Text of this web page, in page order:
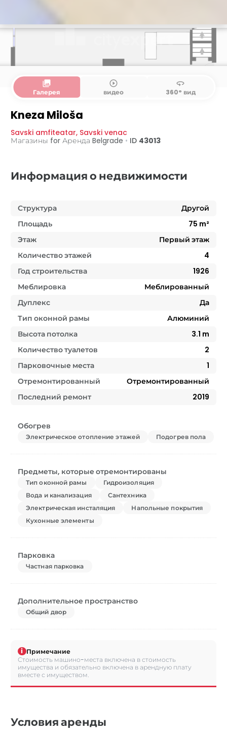
Подвал
collections
Галерея
play_circle_outline
видео
360
360° вид
Kneza Miloša
Savski amfiteatar, Savski venac
Магазины for Аренда Belgrade • ID 43013
Информация о недвижимости
Структура
Другой
Площадь
75 m²
Этаж
Первый этаж
Количество этажей
4
Год строительства
1926
Меблировка
Меблированный
Дуплекс
Да
Тип оконной рамы
Алюминий
Высота потолка
3.1 m
Количество туалетов
2
Парковочные места
1
Отремонтированный
Отремонтированный
Последний ремонт
2019
Обогрев
Электрическое отопление этажей Подогрев пола
Предметы, которые отремонтированы
Тип оконной рамы
Гидроизоляция
Вода и канализация
Сантехника
Электрическая инсталяция
Напольные покрытия
Кухонные элементы
Парковка
Частная парковка
Дополнительное пространство
Общий двор
i Примечание
Стоимость машино-места включена в стоимость
имущества и обязательно включена в арендную плату
вместе с имуществом.
Условия аренды